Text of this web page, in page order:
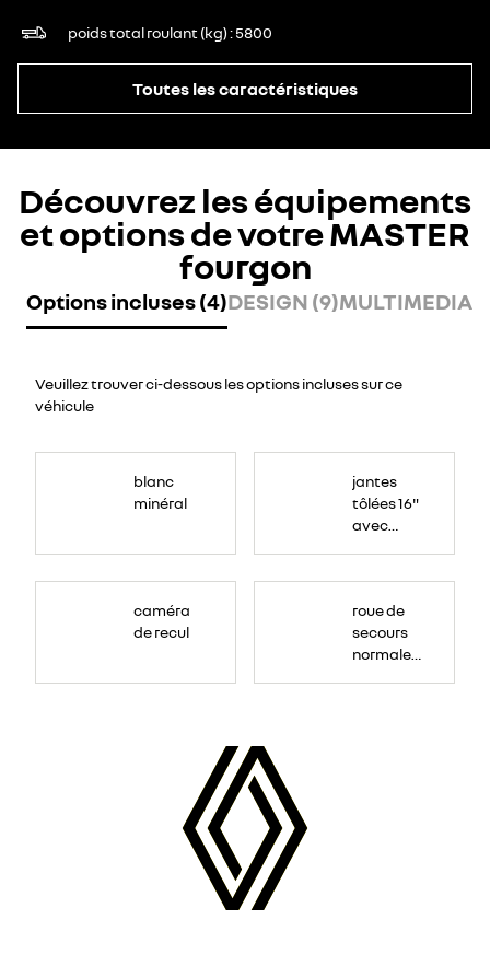
poids total roulant (kg) 5800
Toutes les caractéristiques
Découvrez les équipements
et options de votre MASTER
fourgon
Options incluses (4)DESIGN (9)MULTIMEDIA
Veuillez trouver ci-dessous les options incluses sur ce
véhicule
blanc
minéral
jantes
tôlées 16"
avec
caméra
de recul
roue de
secours
normale